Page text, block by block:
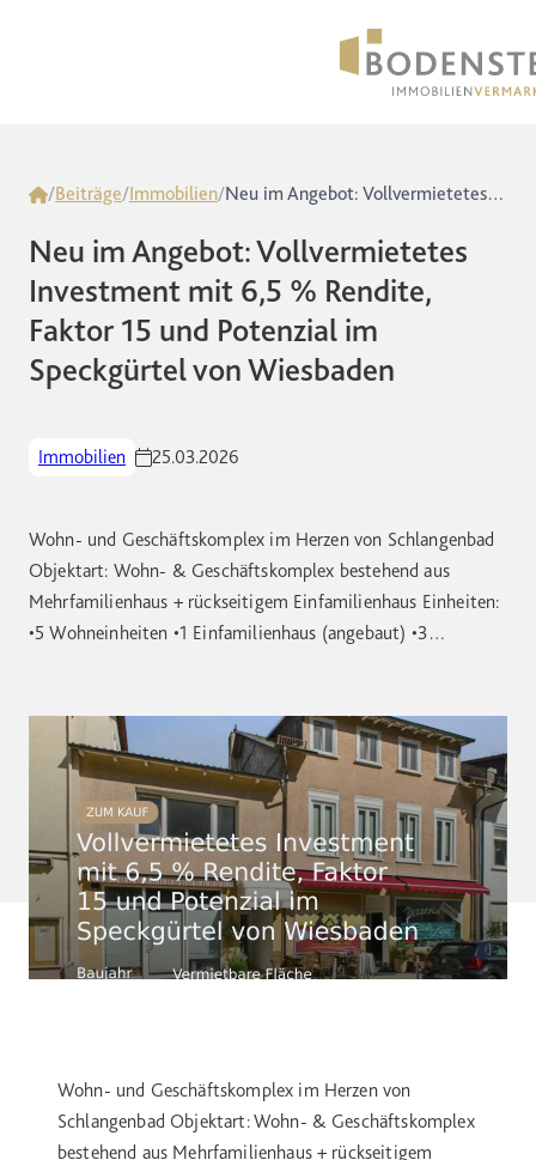
Home
/Beiträge/Immobilien/ Neu im Angebot: Vollvermietetes Investment mit 6,5 % Rendite, Faktor 15 und Potenzial im Speckgürtel von Wiesbaden
Neu im Angebot: Vollvermietetes
Investment mit 6,5 % Rendite,
Faktor 15 und Potenzial im
Speckgürtel von Wiesbaden
Immobilien 25.03.2026
Wohn- und Geschäftskomplex im Herzen von Schlangenbad
Objektart: Wohn- & Geschäftskomplex bestehend aus
Mehrfamilienhaus + rückseitigem Einfamilienhaus Einheiten:
•5 Wohneinheiten •1 Einfamilienhaus (angebaut) •3
Gewerbefläche: ca. 125m² / Nutzfläche: ca. 70 m² /
Insgesamt: 575 m² Preis pro […]
Wohn- und Geschäftskomplex im Herzen von
Schlangenbad Objektart: Wohn- & Geschäftskomplex
bestehend aus Mehrfamilienhaus + rückseitigem